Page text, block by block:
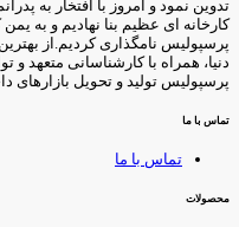
نمود و امروز با افتخار به
ای عظیم بنا نهادیم و به
نامگذاری کردیم.از بهترین
همراه با کارشناسانی متعهد و
تولید و تحویل بازارهای
با ما
تماس با ما